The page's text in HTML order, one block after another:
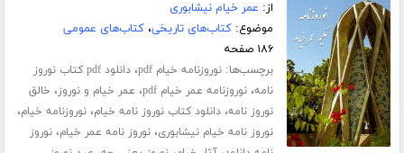
از: عمر خیام نیشابوری
موضوع:کتاب‌های تاریخی،کتاب‌های عمومی
۱۸۶ صفحه
برچسب‌ها:نوروزنامه خیام pdf ،
دانلود pdf کتاب نوروز
نامه،نوروزنامه عمر خیام pdf ، عمر خیام و نوروز، خالق
نوروز نامه،دانلود کتاب نوروز نامه خیام،نوروزنامه خیام،
نوروز نامه خیام نیشابوری،نوروز نامه عمر خیام،نوروز